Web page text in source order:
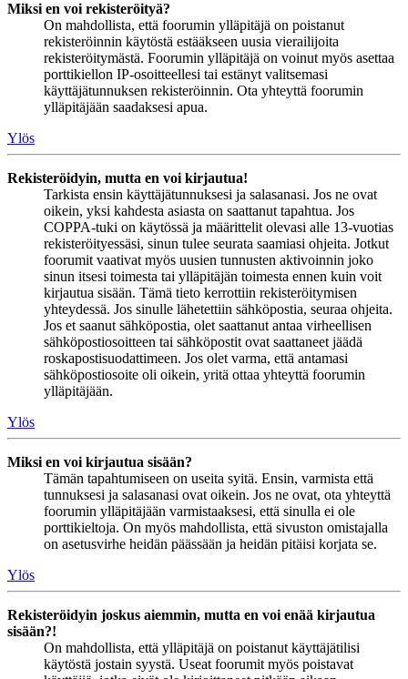
Miksi en voi rekisteröityä?
On mahdollista, että foorumin ylläpitäjä on poistanut
rekisteröinnin käytöstä estääkseen uusia vierailijoita
rekisteröitymästä. Foorumin ylläpitäjä on voinut myös asettaa
porttikiellon IP-osoitteellesi tai estänyt valitsemasi
käyttäjätunnuksen rekisteröinnin. Ota yhteyttä foorumin
ylläpitäjään saadaksesi apua.
Ylös
Rekisteröidyin, mutta en voi kirjautua!
Tarkista ensin käyttäjätunnuksesi ja salasanasi. Jos ne ovat
oikein, yksi kahdesta asiasta on saattanut tapahtua. Jos
COPPA-tuki on käytössä ja määrittelit olevasi alle 13-vuotias
rekisteröityessäsi, sinun tulee seurata saamiasi ohjeita. Jotkut
foorumit vaativat myös uusien tunnusten aktivoinnin joko
sinun itsesi toimesta tai ylläpitäjän toimesta ennen kuin voit
kirjautua sisään. Tämä tieto kerrottiin rekisteröitymisen
yhteydessä. Jos sinulle lähetettiin sähköpostia, seuraa ohjeita.
Jos et saanut sähköpostia, olet saattanut antaa virheellisen
sähköpostiosoitteen tai sähköpostit ovat saattaneet jäädä
roskapostisuodattimeen. Jos olet varma, että antamasi
sähköpostiosoite oli oikein, yritä ottaa yhteyttä foorumin
ylläpitäjään.
Ylös
Miksi en voi kirjautua sisään?
Tämän tapahtumiseen on useita syitä. Ensin, varmista että
tunnuksesi ja salasanasi ovat oikein. Jos ne ovat, ota yhteyttä
foorumin ylläpitäjään varmistaaksesi, että sinulla ei ole
porttikieltoja. On myös mahdollista, että sivuston omistajalla
on asetusvirhe heidän päässään ja heidän pitäisi korjata se.
Ylös
Rekisteröidyin joskus aiemmin, mutta en voi enää kirjautua
sisään?!
On mahdollista, että ylläpitäjä on poistanut käyttäjätilisi
käytöstä jostain syystä. Useat foorumit myös poistavat